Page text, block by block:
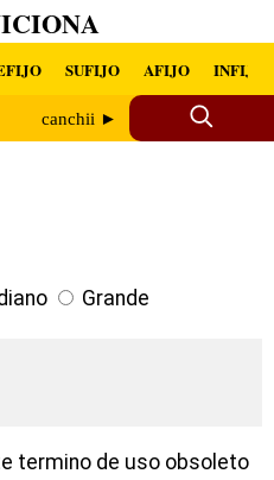
SUFIJO AFIJO INFIJO
canchii ►
Grande
termino de uso obsoleto